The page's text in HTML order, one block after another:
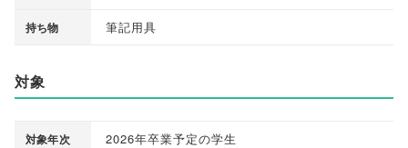
持ち物 筆記用具
対象
対象年次 2026年卒業予定の学生